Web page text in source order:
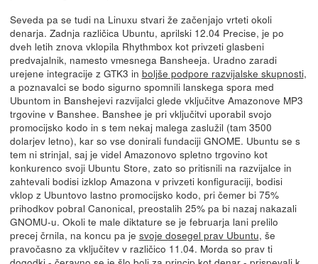
Seveda pa se tudi na Linuxu stvari že začenjajo vrteti okoli
denarja. Zadnja različica Ubuntu, aprilski 12.04 Precise, je po
dveh letih znova vklopila Rhythmbox kot privzeti glasbeni
predvajalnik, namesto vmesnega Bansheeja. Uradno zaradi
urejene integracije z GTK3 in boljše podpore razvijalske skupnosti,
a poznavalci se bodo sigurno spomnili lanskega spora med
Ubuntom in Banshejevi razvijalci glede vključitve Amazonove MP3
trgovine v Banshee. Banshee je pri vključitvi uporabil svojo
promocijsko kodo in s tem nekaj malega zaslužil (tam 3500
dolarjev letno), kar so vse donirali fundaciji GNOME. Ubuntu se s
tem ni strinjal, saj je videl Amazonovo spletno trgovino kot
konkurenco svoji Ubuntu Store, zato so pritisnili na razvijalce in
zahtevali bodisi izklop Amazona v privzeti konfiguraciji, bodisi
vklop z Ubuntovo lastno promocijsko kodo, pri čemer bi 75%
prihodkov pobral Canonical, preostalih 25% pa bi nazaj nakazali
GNOMU-u. Okoli te male diktature se je februarja lani prelilo
precej črnila, na koncu pa je svoje dosegel prav Ubuntu, še
pravočasno za vključitev v različico 11.04. Morda so prav ti